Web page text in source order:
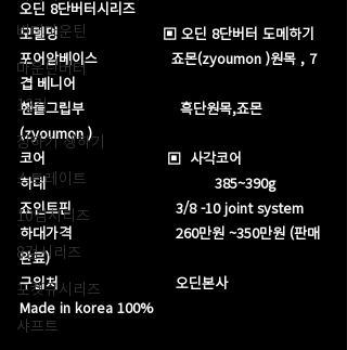
버터마운틴
마운틴버터
12검
장하기 생하기
스트레이트
10검시리즈
8검시리즈
포켓큐시리즈
샤프트
오딘 8단버터시리즈
모델명                        ▣ 오딘 8단버터 도메하기
포어암베이스                 죠몬(zyoumon )원목 , 7
겹 베니어
핸들그립부                      흑단원목,죠몬
(zyoumon )
코어                            ▣  사각코어
하대                                       385~390g
죠인트핀                        3/8 -10 joint system
하대가격                        260만원 ~350만원 (판매
완료)
구입처                           오딘본사
Made in korea 100%